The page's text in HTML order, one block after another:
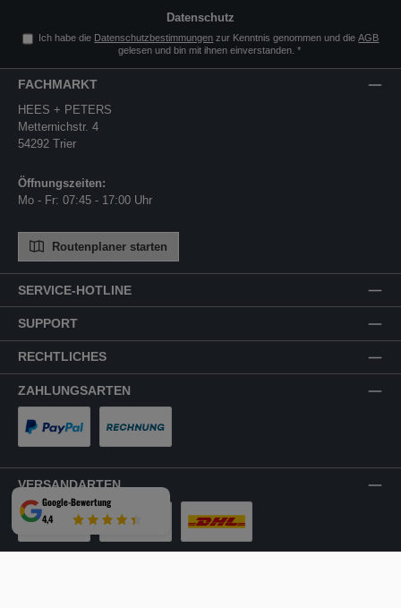
Datenschutz
Ich habe die Datenschutzbestimmungen zur Kenntnis genommen und dieAGB
gelesen und bin mit ihnen einverstanden. *
SERVICE-HOTLINE
SUPPORT
RECHTLICHES
ZAHLUNGSARTEN
VERSANDARTEN
LKW-Tour Spedition DHL
FACHMARKT
HEES + PETERS
Metternichstr. 4
54292 Trier
Öffnungszeiten:
Mo - Fr: 07:45 - 17:00 Uhr
Routenplaner starten
Google-Bewertung
4,4